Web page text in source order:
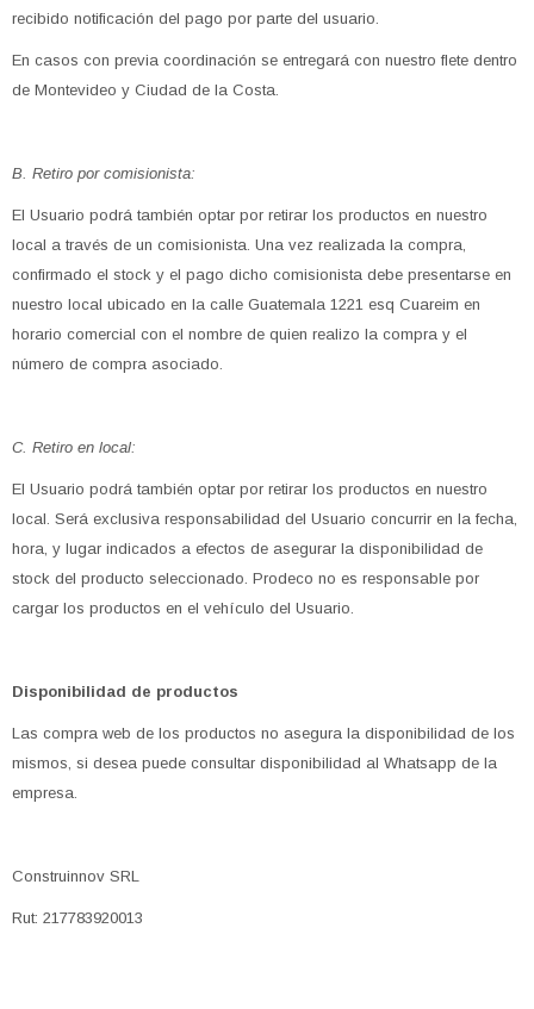
recibido notificación del pago por parte del usuario.
En casos con previa coordinación se entregará con nuestro flete dentro
de Montevideo y Ciudad de la Costa.
B. Retiro por comisionista:
El Usuario podrá también optar por retirar los productos en nuestro
local a través de un comisionista. Una vez realizada la compra,
confirmado el stock y el pago dicho comisionista debe presentarse en
nuestro local ubicado en la calle Guatemala 1221 esq Cuareim en
horario comercial con el nombre de quien realizo la compra y el
número de compra asociado.
C. Retiro en local:
El Usuario podrá también optar por retirar los productos en nuestro
local. Será exclusiva responsabilidad del Usuario concurrir en la fecha,
hora, y lugar indicados a efectos de asegurar la disponibilidad de
stock del producto seleccionado. Prodeco no es responsable por
cargar los productos en el vehículo del Usuario.
Disponibilidad de productos
Las compra web de los productos no asegura la disponibilidad de los
mismos, si desea puede consultar disponibilidad al Whatsapp de la
empresa.
Construinnov SRL
Rut: 217783920013